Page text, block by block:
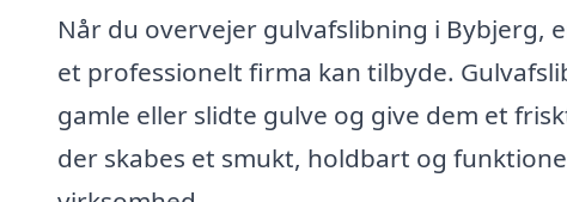
Når du overvejer gulvafslibning i
et professionelt firma kan tilbyde.
gamle eller slidte gulve og give dem et
der skabes et smukt, holdbart og